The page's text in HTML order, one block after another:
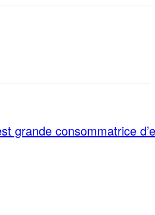
grande consommatrice